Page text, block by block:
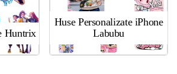
Huntrix
Huse Personalizate iPhone
Labubu